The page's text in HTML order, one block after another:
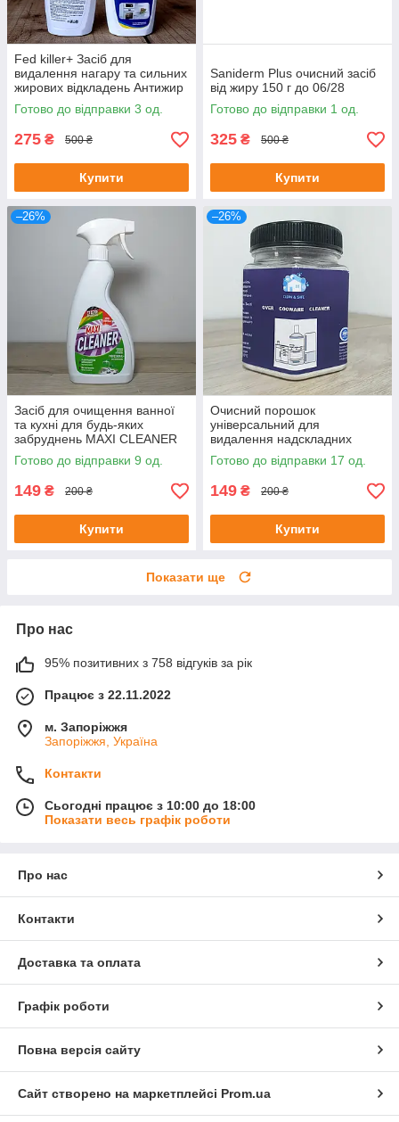
Fed killer+ Засіб для
видалення нагару та сильних
жирових відкладень Антижир
500 мл
Готово до відправки 3 од.
275 ₴ 500 ₴
Купити
Saniderm Plus очисний засіб
від жиру 150 г до 06/28
Готово до відправки 1 од.
325 ₴ 500 ₴
Купити
–26%
Засіб для очищення ванної
та кухні для будь-яких
забруднень MAXI CLEANER
500ml
Готово до відправки 9 од.
149 ₴ 200 ₴
Купити
–26%
Очисний порошок
універсальний для
видалення надскладних
забруднень Clean&Safe 280 г
Готово до відправки 17 од.
149 ₴ 200 ₴
Купити
Показати ще
Про нас
95% позитивних з 758 відгуків за рік
Працює з 22.11.2022
м. Запоріжжя
Запоріжжя, Україна
Контакти
Сьогодні працює з 10:00 до 18:00
Показати весь графік роботи
Про нас
Контакти
Доставка та оплата
Графік роботи
Повна версія сайту
Сайт створено на маркетплейсі Prom.ua